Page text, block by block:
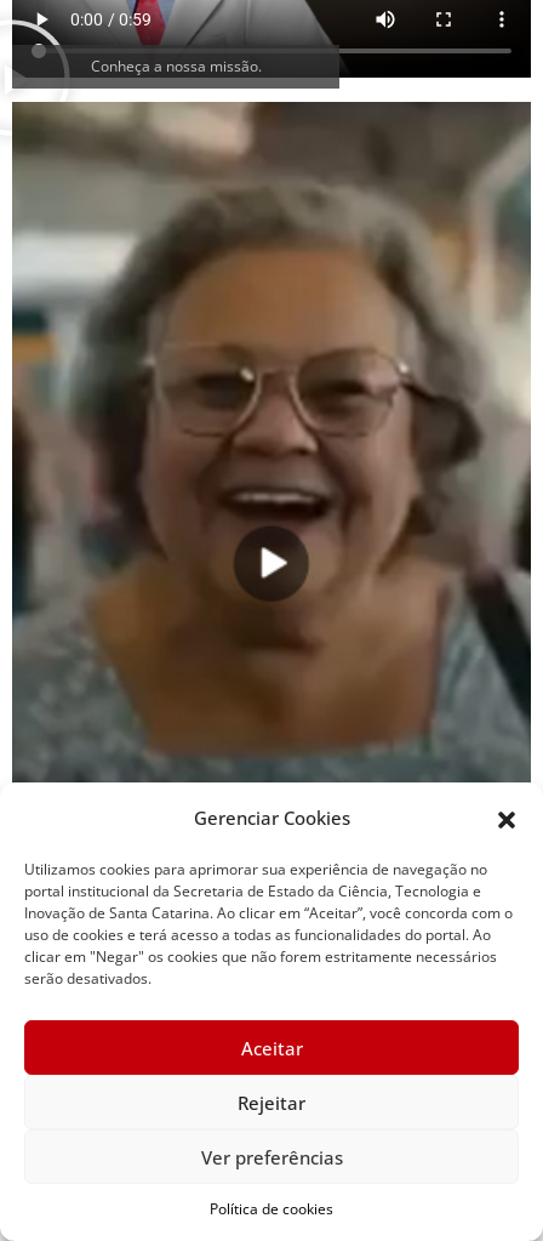
Gerenciar Cookies
Utilizamos cookies para aprimorar sua experiência de navegação no
portal institucional da Secretaria de Estado da Ciência, Tecnologia e
Inovação de Santa Catarina. Ao clicar em “Aceitar”, você concorda com o
uso de cookies e terá acesso a todas as funcionalidades do portal. Ao
clicar em "Negar" os cookies que não forem estritamente necessários
serão desativados.
Aceitar
Rejeitar
Ver preferências
Política de cookies
Conheça a nossa missão.